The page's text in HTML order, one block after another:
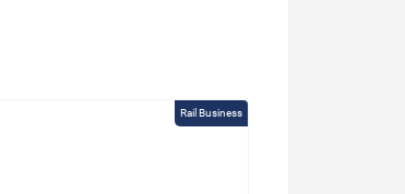
Rail Business